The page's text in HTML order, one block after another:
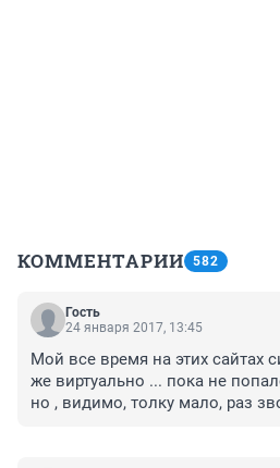
КОММЕНТАРИИ 582
Гость
24 января 2017, 13:45
Мой все время на этих сайтах
же виртуально ... пока не
но , видимо, толку мало, раз